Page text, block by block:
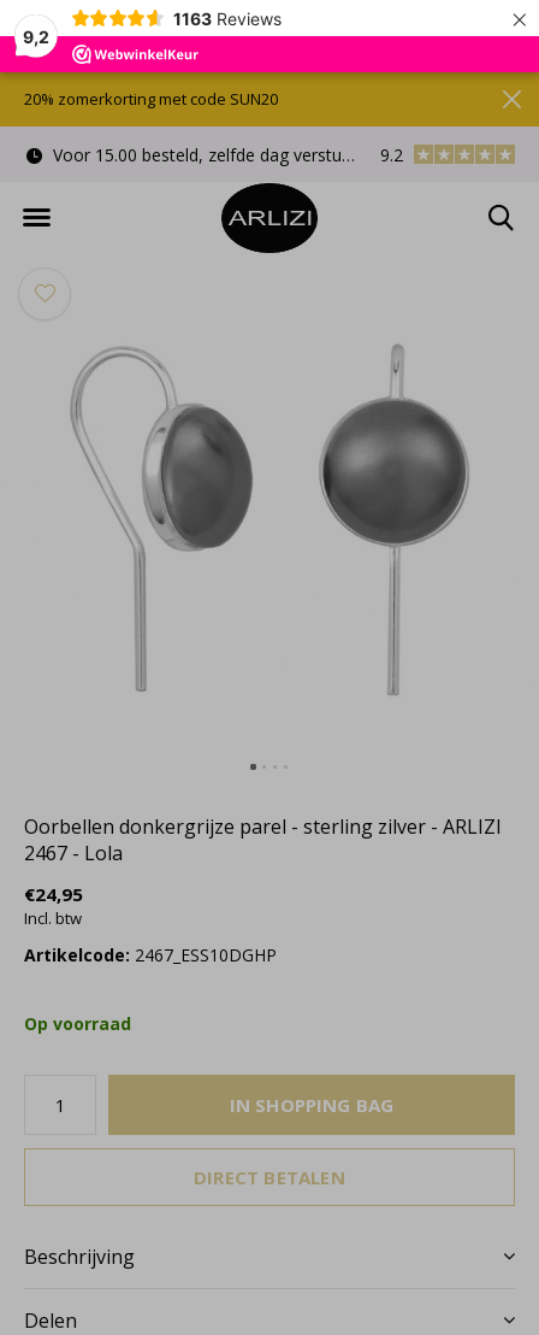
9,2
1163 Reviews ×
Voor 15.00 besteld, zelfde dag verstuurd Gratis
9.2
20% zomerkorting met code SUN20
Oorbellen donkergrijze parel - sterling zilver - ARLIZI
2467 - Lola
€24,95
Incl. btw
Artikelcode: 2467_ESS10DGHP
Op voorraad
IN SHOPPING BAG
DIRECT BETALEN
Beschrijving
Delen